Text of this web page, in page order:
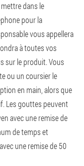
dans le
pour la
vous appellera
à toutes vos
sur le produit. Vous
ou un coursier le
en main, alors que
Les gouttes peuvent
avec une remise de
de temps et
une remise de 50